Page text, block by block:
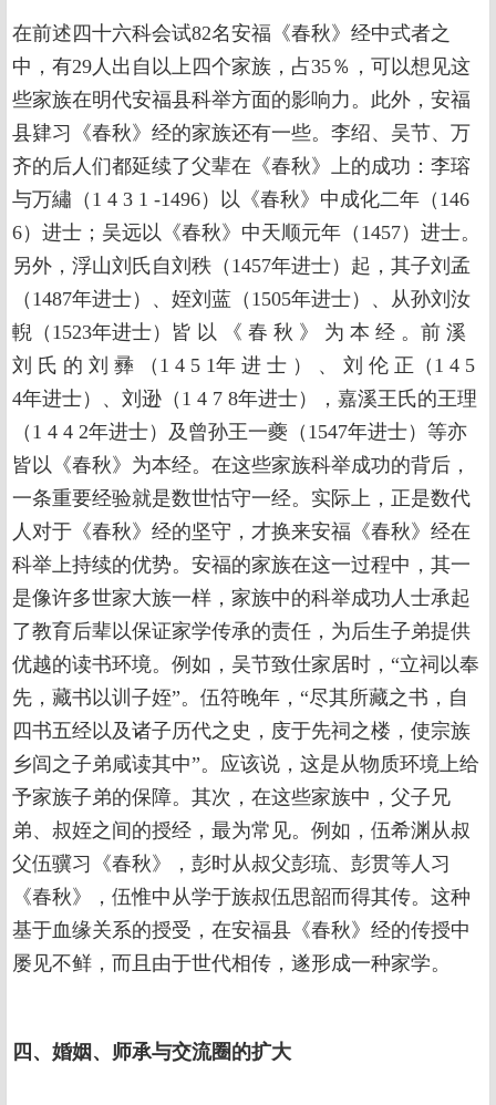
在前述四十六科会试82名安福《春秋》经中式者之
中，有29人出自以上四个家族，占35％，可以想见这
些家族在明代安福县科举方面的影响力。此外，安福
县肄习《春秋》经的家族还有一些。李绍、吴节、万
齐的后人们都延续了父辈在《春秋》上的成功：李瑢
与万繡（1 4 3 1 -1496）以《春秋》中成化二年（146
6）进士；吴远以《春秋》中天顺元年（1457）进士。
另外，浮山刘氏自刘秩（1457年进士）起，其子刘孟
（1487年进士）、姪刘蓝（1505年进士）、从孙刘汝
輗（1523年进士）皆 以 《 春 秋 》 为 本 经 。前 溪
刘 氏 的 刘 彞 （1 4 5 1年 进 士 ） 、 刘 伦 正（1 4 5
4年进士）、刘逊（1 4 7 8年进士），嘉溪王氏的王理
（1 4 4 2年进士）及曾孙王一夔（1547年进士）等亦
皆以《春秋》为本经。在这些家族科举成功的背后，
一条重要经验就是数世怙守一经。实际上，正是数代
人对于《春秋》经的坚守，才换来安福《春秋》经在
科举上持续的优势。安福的家族在这一过程中，其一
是像许多世家大族一样，家族中的科举成功人士承起
了教育后辈以保证家学传承的责任，为后生子弟提供
优越的读书环境。例如，吴节致仕家居时，“立祠以奉
先，藏书以训子姪”。伍符晚年，“尽其所藏之书，自
四书五经以及诸子历代之史，庋于先祠之楼，使宗族
乡闾之子弟咸读其中”。应该说，这是从物质环境上给
予家族子弟的保障。其次，在这些家族中，父子兄
弟、叔姪之间的授经，最为常见。例如，伍希渊从叔
父伍骥习《春秋》，彭时从叔父彭琉、彭贯等人习
《春秋》，伍惟中从学于族叔伍思韶而得其传。这种
基于血缘关系的授受，在安福县《春秋》经的传授中
屡见不鲜，而且由于世代相传，遂形成一种家学。
四、婚姻、师承与交流圈的扩大